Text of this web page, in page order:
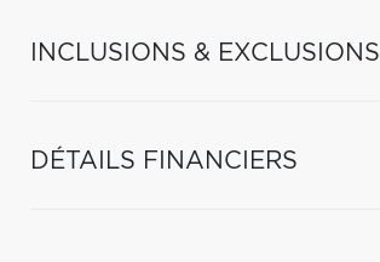
INCLUSIONS & EXCLUSIONS
DÉTAILS FINANCIERS